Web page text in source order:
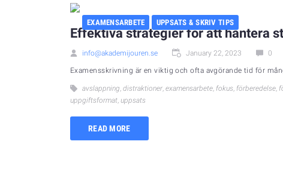
EXAMENSARBETE UPPSATS & SKRIV TIPS
Effektiva strategier för att hantera
info@akademijouren.se January 22, 2023 0
Examensskrivning är en viktig och ofta avgörande tid för
avslappning, distraktioner, examensarbete, fokus, förberedelse,
uppgiftsformat, uppsats
READ MORE